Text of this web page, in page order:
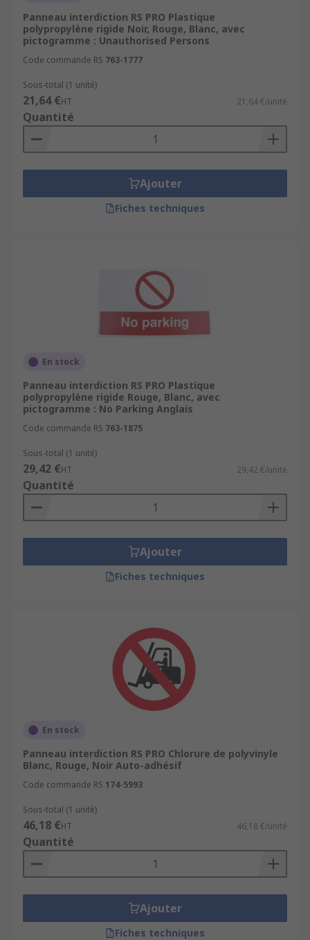
Panneau interdiction RS PRO Plastique
polypropylène rigide Noir, Rouge, Blanc, avec
pictogramme : Unauthorised Persons
Code commande RS 763-1777
Sous-total (1 unité)
21,64 €HT 21,64 €/unité
Quantité
Ajouter
Fiches techniques
En stock
Panneau interdiction RS PRO Plastique
polypropylène rigide Rouge, Blanc, avec
pictogramme : No Parking Anglais
Code commande RS 763-1875
Sous-total (1 unité)
29,42 €HT 29,42 €/unité
Quantité
Ajouter
Fiches techniques
En stock
Panneau interdiction RS PRO Chlorure de polyvinyle
Blanc, Rouge, Noir Auto-adhésif
Code commande RS 174-5993
Sous-total (1 unité)
46,18 €HT 46,18 €/unité
Quantité
Ajouter
Fiches techniques